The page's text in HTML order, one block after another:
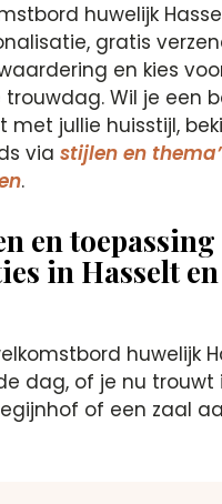
huwelijk
gratis
en kies
trouwdag. Wil je een
jullie huisstijl,
viastijlen en
.
en toepassing
in Hasselt en
huwelijk
dag, of je nu trouwt
of een zaal